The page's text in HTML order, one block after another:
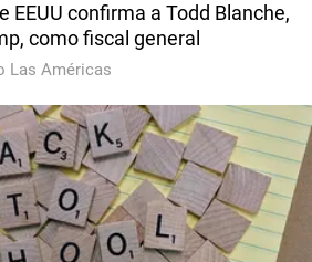
EEUU confirma a Todd Blanche,
como fiscal general
Las Américas